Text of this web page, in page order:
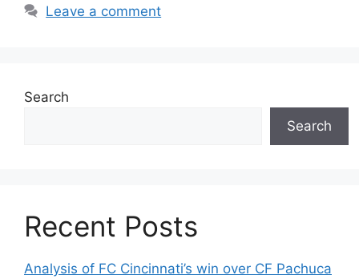
Leave a comment
Search
Search
Recent Posts
Analysis of FC Cincinnati’s win over CF Pachuca